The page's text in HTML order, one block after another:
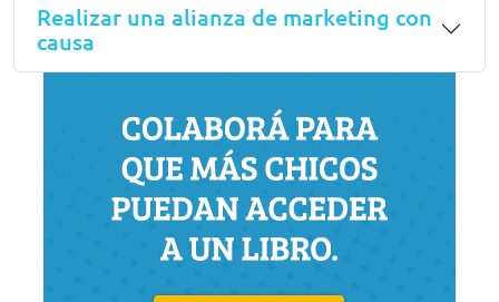
Realizar una alianza de marketing con
causa